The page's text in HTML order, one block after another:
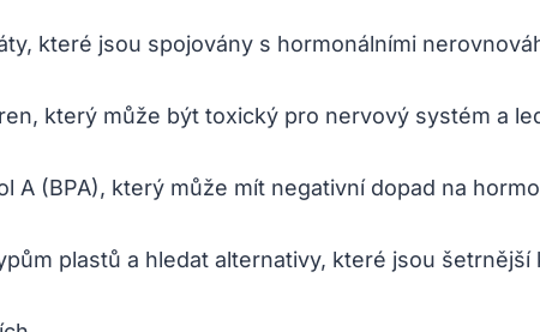
které jsou spojovány s hormonálními
který může být toxický pro nervový systém a
A (BPA), který může mít negativní dopad na
plastů a hledat alternativy, které jsou šetrnější